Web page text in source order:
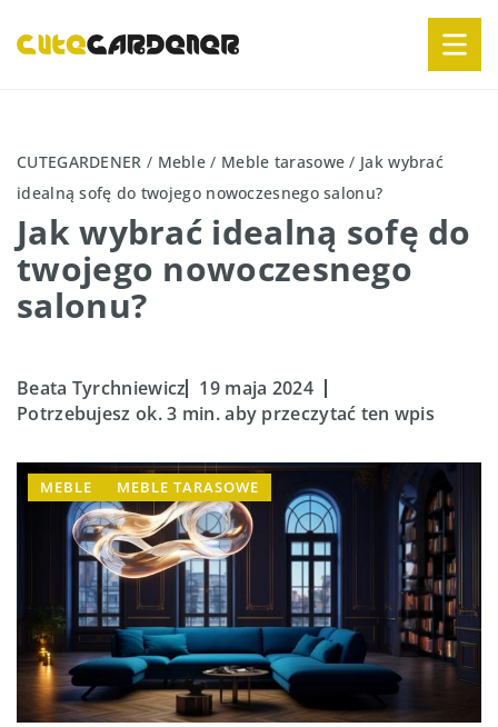
CUTEGARDENER / Meble / Meble tarasowe / Jak wybrać
idealną sofę do twojego nowoczesnego salonu?
Jak wybrać idealną sofę do
twojego nowoczesnego
salonu?
Beata Tyrchniewicz
19 maja 2024
Potrzebujesz ok. 3 min. aby przeczytać ten wpis
MEBLE MEBLE TARASOWE